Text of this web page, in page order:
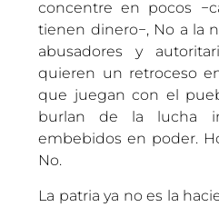
concentre en pocos
tienen dinero−, No a la
abusadores y
quieren un retroceso
que juegan con el
burlan de la lucha
embebidos en poder.
No.
La patria ya no es la